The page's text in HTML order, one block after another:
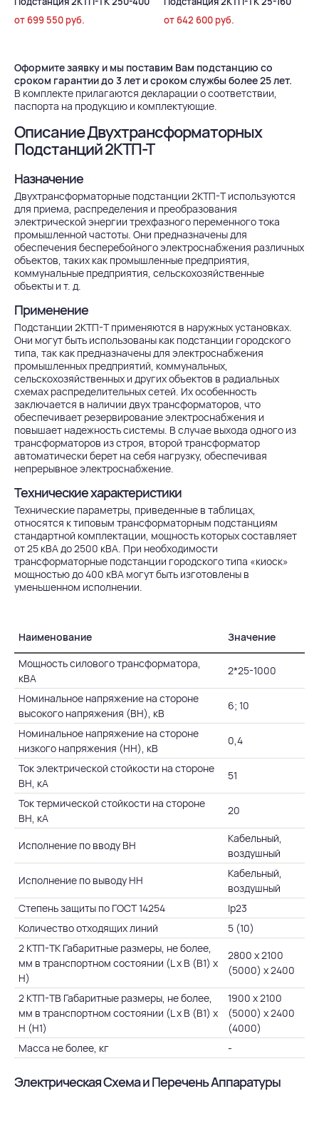
от 699 550 руб.
от 642 600 руб.
Оформите заявку и мы поставим Вам подстанцию со
сроком гарантии до 3 лет и сроком службы более 25 лет.
В комплекте прилагаются декларации о соответствии,
паспорта на продукцию и комплектующие.
Описание Двухтрансформаторных
Подстанций 2КТП-Т
Назначение
Двухтрансформаторные подстанции 2КТП-Т используются
для приема, распределения и преобразования
электрической энергии трехфазного переменного тока
промышленной частоты. Они предназначены для
обеспечения бесперебойного электроснабжения различных
объектов, таких как промышленные предприятия,
коммунальные предприятия, сельскохозяйственные
объекты и т. д.
Применение
Подстанции 2КТП-Т применяются в наружных установках.
Они могут быть использованы как подстанции городского
типа, так как предназначены для электроснабжения
промышленных предприятий, коммунальных,
сельскохозяйственных и других объектов в радиальных
схемах распределительных сетей. Их особенность
заключается в наличии двух трансформаторов, что
обеспечивает резервирование электроснабжения и
повышает надежность системы. В случае выхода одного из
трансформаторов из строя, второй трансформатор
автоматически берет на себя нагрузку, обеспечивая
непрерывное электроснабжение.
Технические характеристики
Технические параметры, приведенные в таблицах,
относятся к типовым трансформаторным подстанциям
стандартной комплектации, мощность которых составляет
от 25 кВА до 2500 кВА. При необходимости
трансформаторные подстанции городского типа «киоск»
мощностью до 400 кВА могут быть изготовлены в
уменьшенном исполнении.
Наименование
Значение
Мощность силового трансформатора,
кВА
2*25-1000
Номинальное напряжение на стороне
высокого напряжения (ВН), кВ
6; 10
Номинальное напряжение на стороне
низкого напряжения (НН), кВ
0,4
Ток электрической стойкости на стороне
ВН, кА
51
Ток термической стойкости на стороне
ВН, кА
20
Исполнение по вводу ВН
Кабельный,
воздушный
Исполнение по выводу НН
Кабельный,
воздушный
Степень защиты по ГОСТ 14254
Ip23
Количество отходящих линий
5 (10)
2 КТП-ТК Габаритные размеры, не более,
мм в транспортном состоянии (L х B (В1) х
H)
2800 х 2100
(5000) х 2400
2 КТП-ТВ Габаритные размеры, не более,
мм в транспортном состоянии (L х B (В1) х
H (Н1)
1900 х 2100
(5000) х 2400
(4000)
Масса не более, кг
-
Электрическая Схема и Перечень Аппаратуры